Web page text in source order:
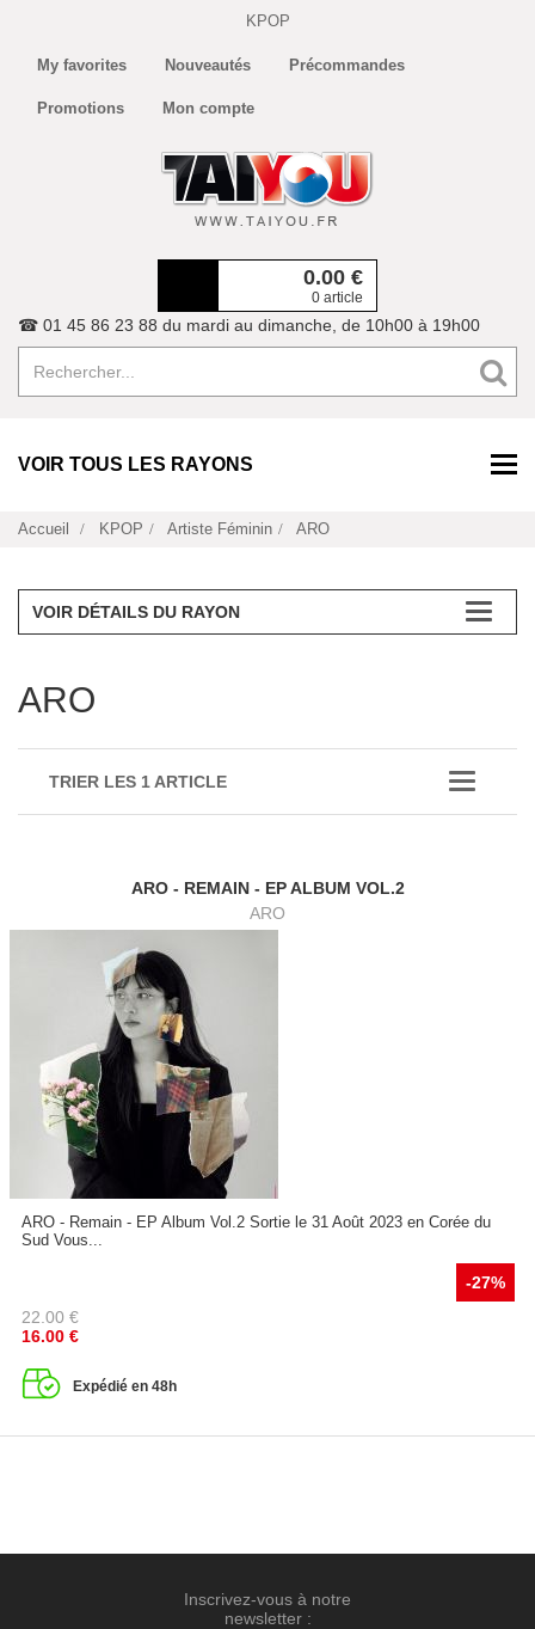
KPOP
My favorites Nouveautés Précommandes
Promotions Mon compte
0.00 €
0 article
☎ 01 45 86 23 88 du mardi au dimanche, de 10h00 à 19h00
VOIR TOUS LES RAYONS
Accueil KPOP Artiste Féminin ARO
VOIR DÉTAILS DU RAYON
ARO
TRIER LES 1 ARTICLE
ARO - REMAIN - EP ALBUM VOL.2
ARO
ARO - Remain - EP Album Vol.2 Sortie le 31 Août 2023 en Corée du
Sud Vous...
-27%
22.00 €
16.00 €
Expédié en 48h
Inscrivez-vous à notre
newsletter :